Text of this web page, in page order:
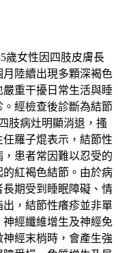
歲女性因四肢皮膚長
陸續出現多顆深褐色
嚴重干擾日常生活與睡
經檢查後診斷為結節
肢病灶明顯消退，搔
羅子焜表示，結節性
患者常因難以忍受的
紅褐色結節。由於病
期受到睡眠障礙、情
，結節性癢疹並非單
經纖維增生及神經免
經末梢時，會產生強